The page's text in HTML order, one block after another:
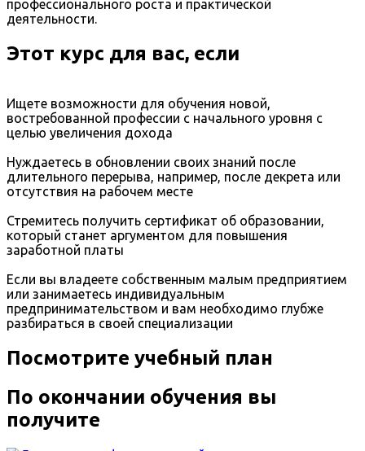
профессионального роста и практической
деятельности.
Этот курс для вас, если
Ищете возможности для обучения новой,
востребованной профессии с начального уровня с
целью увеличения дохода
Нуждаетесь в обновлении своих знаний после
длительного перерыва, например, после декрета или
отсутствия на рабочем месте
Стремитесь получить сертификат об образовании,
который станет аргументом для повышения
заработной платы
Если вы владеете собственным малым предприятием
или занимаетесь индивидуальным
предпринимательством и вам необходимо глубже
разбираться в своей специализации
Посмотрите учебный план
По окончании обучения вы
получите